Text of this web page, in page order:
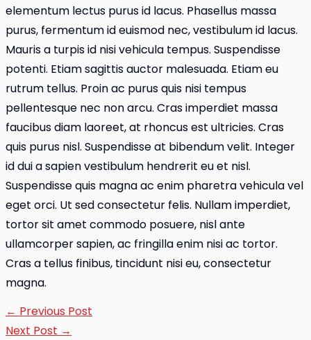
elementum lectus purus id lacus. Phasellus massa
purus, fermentum id euismod nec, vestibulum id lacus.
Mauris a turpis id nisi vehicula tempus. Suspendisse
potenti. Etiam sagittis auctor malesuada. Etiam eu
rutrum tellus. Proin ac purus quis nisi tempus
pellentesque nec non arcu. Cras imperdiet massa
faucibus diam laoreet, at rhoncus est ultricies. Cras
quis purus nisl. Suspendisse at bibendum velit. Integer
id dui a sapien vestibulum hendrerit eu et nisl.
Suspendisse quis magna ac enim pharetra vehicula vel
eget orci. Ut sed consectetur felis. Nullam imperdiet,
tortor sit amet commodo posuere, nisl ante
ullamcorper sapien, ac fringilla enim nisi ac tortor.
Cras a tellus finibus, tincidunt nisi eu, consectetur
magna.
Post
← Previous Post
Next Post →